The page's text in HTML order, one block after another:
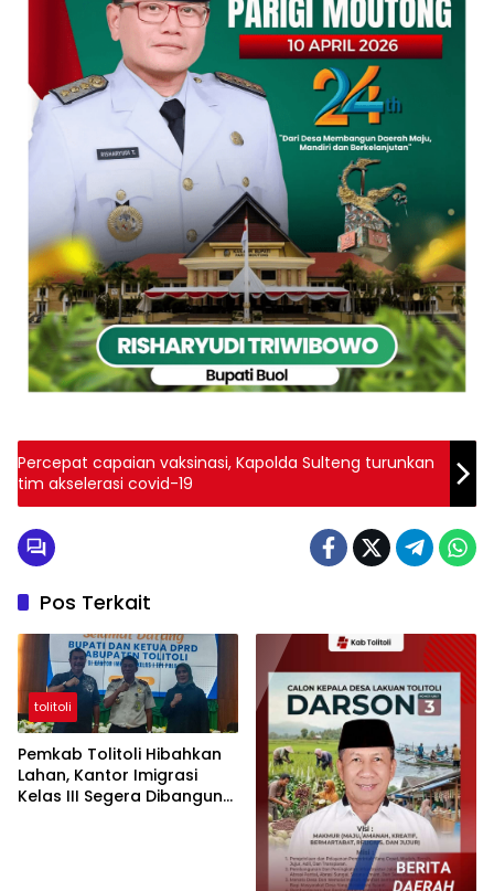
Percepat capaian vaksinasi, Kapolda Sulteng turunkan
tim akselerasi covid-19
Pos Terkait
tolitoli
Pemkab Tolitoli Hibahkan
Lahan, Kantor Imigrasi
Kelas III Segera Dibangun